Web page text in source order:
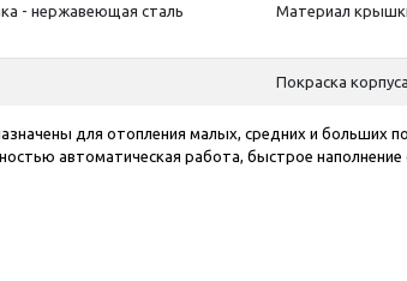
- нержавеющая сталь Материал
Покраска
для отопления малых, средних и больших
автоматическая работа, быстрое